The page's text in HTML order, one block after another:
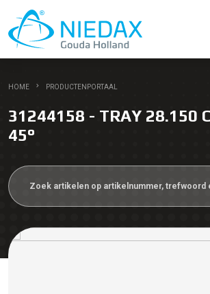
HOME PRODUCTENPORTAAL
31244158 - TRAY 28.150
45°